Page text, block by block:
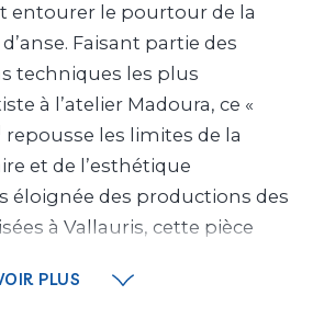
entourer le pourtour de la
Faisant partie des
techniques les plus
à l’atelier Madoura, ce «
repousse les limites de la
et de l’esthétique
éloignée des productions des
à Vallauris, cette pièce
blanc monochrome et la
PLUS